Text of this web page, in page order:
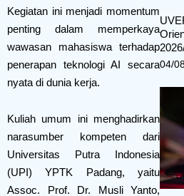
Kegiatan ini menjadi momentum
penting dalam memperkaya
wawasan mahasiswa terhadap
penerapan teknologi AI secara
nyata di dunia kerja.
Kuliah umum ini menghadirkan
narasumber kompeten dari
Universitas Putra Indonesia
(UPI) YPTK Padang, yaitu
Assoc. Prof. Dr. Musli Yanto,
04/